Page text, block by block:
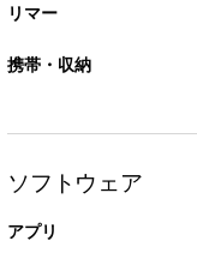
リマー
携帯・収納
ソフトウェア
アプリ